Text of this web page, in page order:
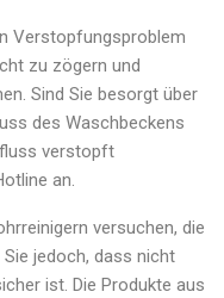
Verstopfungsproblem
zu zögern und
Sind Sie besorgt über
des Waschbeckens
verstopft
an.
versuchen, die
jedoch, dass nicht
ist. Die Produkte aus